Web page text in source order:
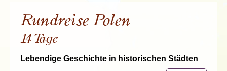
Rundreise Polen
14 Tage
Lebendige Geschichte in historischen Städten